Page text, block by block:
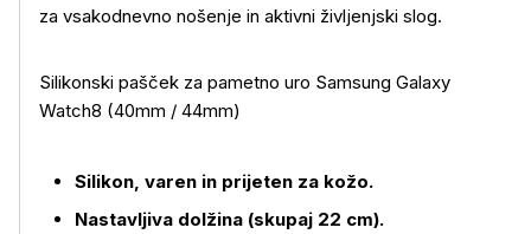
Več o izdelku
za vsakodnevno nošenje in aktivni življenjski slog.
Silikonski pašček za pametno uro Samsung Galaxy
Watch8 (40mm / 44mm)
Silikon, varen in prijeten za kožo.
Nastavljiva dolžina (skupaj 22 cm).